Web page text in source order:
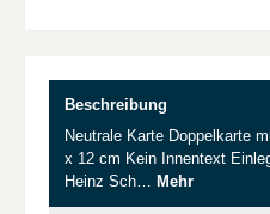
Beschreibung
Neutrale Karte Doppelkarte
x 12 cm Kein Innentext
Heinz Sch… Mehr